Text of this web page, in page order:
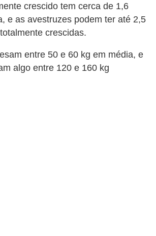
crescido tem cerca de 1,6
e as avestruzes podem ter até 2,5
crescidas.
entre 50 e 60 kg em média, e
algo entre 120 e 160 kg